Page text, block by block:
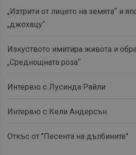
„Изтрити от лицето на земята“ и
„джохацу“
Изкуството имитира живота и
„Среднощната роза“
Интервю с Лусинда Райли
Интервю с Кели Андерсън
Откъс от "Песента на дълбините"